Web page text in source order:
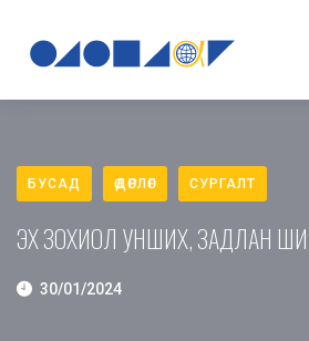
БУСАД ӨДӨРЛӨГ СУРГАЛТ
ЭХ ЗОХИОЛ УНШИХ, ЗАДЛАН
30/01/2024